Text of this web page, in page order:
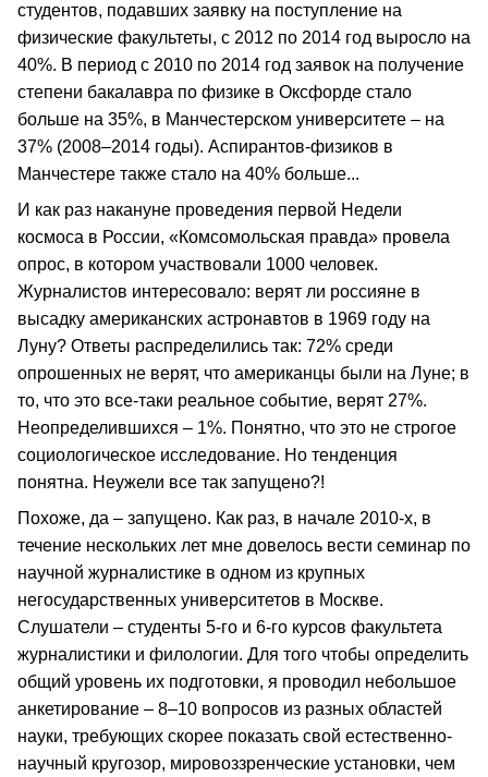
студентов, подавших заявку на поступление на
физические факультеты, с 2012 по 2014 год выросло на
40%. В период с 2010 по 2014 год заявок на получение
степени бакалавра по физике в Оксфорде стало
больше на 35%, в Манчестерском университете – на
37% (2008–2014 годы). Аспирантов-физиков в
Манчестере также стало на 40% больше...
И как раз накануне проведения первой Недели
космоса в России, «Комсомольская правда» провела
опрос, в котором участвовали 1000 человек.
Журналистов интересовало: верят ли россияне в
высадку американских астронавтов в 1969 году на
Луну? Ответы распределились так: 72% среди
опрошенных не верят, что американцы были на Луне; в
то, что это все-таки реальное событие, верят 27%.
Неопределившихся – 1%. Понятно, что это не строгое
социологическое исследование. Но тенденция
понятна. Неужели все так запущено?!
Похоже, да – запущено. Как раз, в начале 2010-х, в
течение нескольких лет мне довелось вести семинар по
научной журналистике в одном из крупных
негосударственных университетов в Москве.
Слушатели – студенты 5-го и 6-го курсов факультета
журналистики и филологии. Для того чтобы определить
общий уровень их подготовки, я проводил небольшое
анкетирование – 8–10 вопросов из разных областей
науки, требующих скорее показать свой естественно-
научный кругозор, мировоззренческие установки, чем